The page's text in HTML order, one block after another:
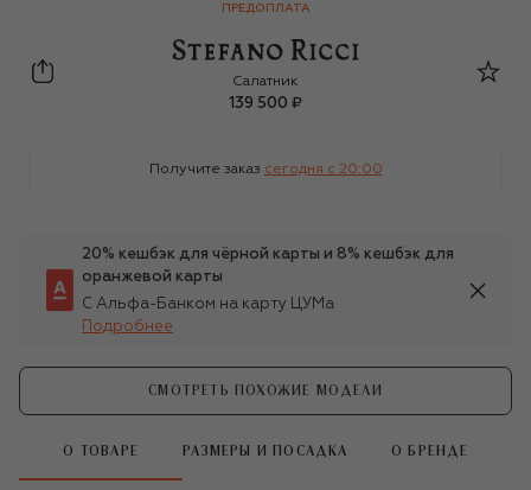
ПРЕДОПЛАТА
Stefano Ricci
Салатник
139 500 ₽
Получите заказ сегодня c 20:00
20% кешбэк для чёрной карты и 8% кешбэк для
оранжевой карты
С Альфа-Банком на карту ЦУМа
Подробнее
СМОТРЕТЬ ПОХОЖИЕ МОДЕЛИ
О ТОВАРЕ РАЗМЕРЫ И ПОСАДКА О БРЕНДЕ